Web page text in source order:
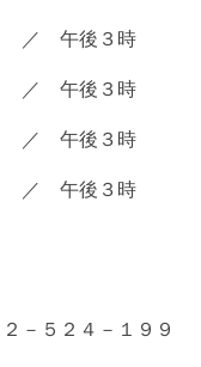
／ 午後３時
／ 午後３時
／ 午後３時
／ 午後３時
５２４－１９９